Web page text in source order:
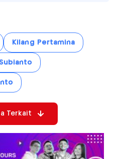
Kilang Pertamina
Terkait